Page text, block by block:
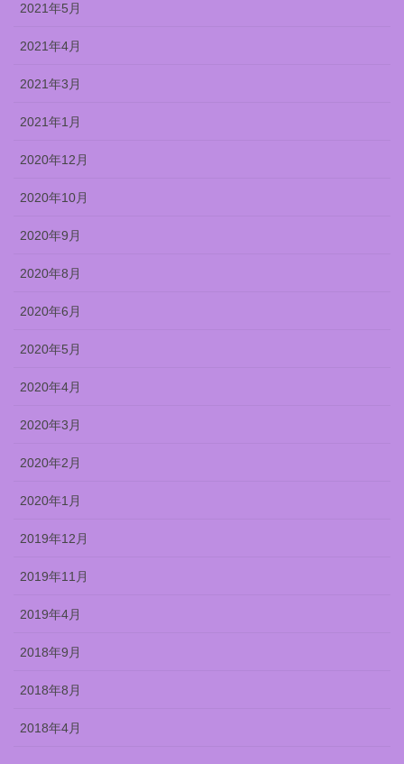
2021年5月
2021年4月
2021年3月
2021年1月
2020年12月
2020年10月
2020年9月
2020年8月
2020年6月
2020年5月
2020年4月
2020年3月
2020年2月
2020年1月
2019年12月
2019年11月
2019年4月
2018年9月
2018年8月
2018年4月